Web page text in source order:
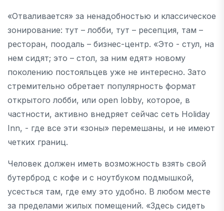
«Отваливается» за ненадобностью и классическое
зонирование: тут – лобби, тут – ресепция, там –
ресторан, поодаль – бизнес-центр. «Это - стул, на
нем сидят; это – стол, за ним едят» новому
поколению постояльцев уже не интересно. Зато
стремительно обретает популярность формат
открытого лобби, или open lobby, которое, в
частности, активно внедряет сейчас сеть Holiday
Inn, - где все эти «зоны» перемешаны, и не имеют
четких границ.
Человек должен иметь возможность взять свой
бутерброд с кофе и с ноутбуком подмышкой,
усесться там, где ему это удобно. В любом месте
за пределами жилых помещений. «Здесь сидеть